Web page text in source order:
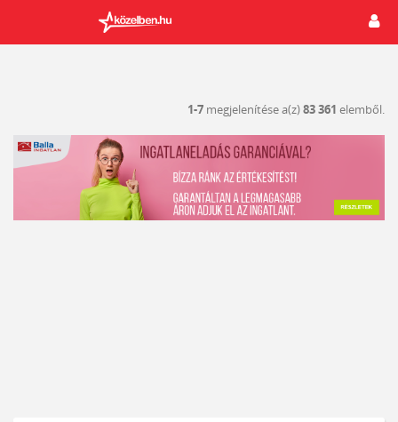
1-7 megjelenítése a(z)83 361 elemből.